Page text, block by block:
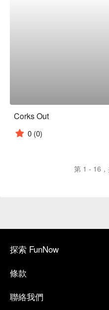
Corks Out
0 (0)
第 1 - 16
探索 FunNow
條款
聯絡我們